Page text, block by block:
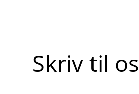
Skriv til os